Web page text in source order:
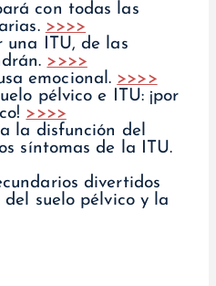
con todas las
>>>>
una ITU, de las
>>>>
emocional. >>>>
pélvico e ITU: ¡por
>>>>
la disfunción del
síntomas de la ITU.
divertidos
suelo pélvico y la